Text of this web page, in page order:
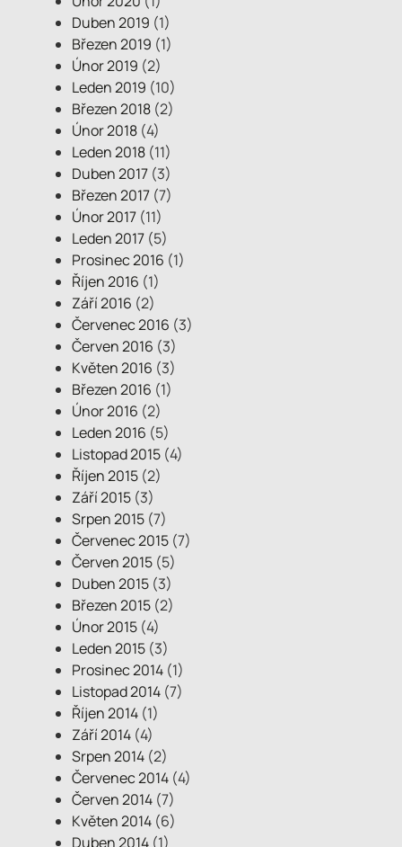
Duben 2019 (1)
Březen 2019 (1)
Únor 2019 (2)
Leden 2019 (10)
Březen 2018 (2)
Únor 2018 (4)
Leden 2018 (11)
Duben 2017 (3)
Březen 2017 (7)
Únor 2017 (11)
Leden 2017 (5)
Prosinec 2016 (1)
Říjen 2016 (1)
Září 2016 (2)
Červenec 2016 (3)
Červen 2016 (3)
Květen 2016 (3)
Březen 2016 (1)
Únor 2016 (2)
Leden 2016 (5)
Listopad 2015 (4)
Říjen 2015 (2)
Září 2015 (3)
Srpen 2015 (7)
Červenec 2015 (7)
Červen 2015 (5)
Duben 2015 (3)
Březen 2015 (2)
Únor 2015 (4)
Leden 2015 (3)
Prosinec 2014 (1)
Listopad 2014 (7)
Říjen 2014 (1)
Září 2014 (4)
Srpen 2014 (2)
Červenec 2014 (4)
Červen 2014 (7)
Květen 2014 (6)
Duben 2014 (1)